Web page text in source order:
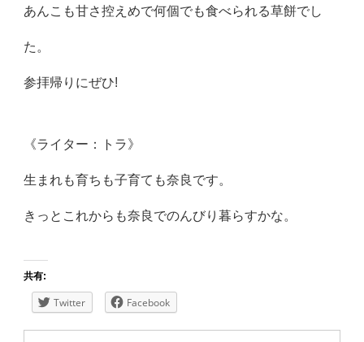
あんこも甘さ控えめで何個でも食べられる草餅でし
た。
参拝帰りにぜひ!
《ライター：トラ》
生まれも育ちも子育ても奈良です。
きっとこれからも奈良でのんびり暮らすかな。
共有:
Twitter Facebook